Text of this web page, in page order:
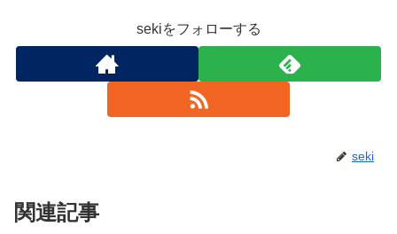
sekiをフォローする
seki
関連記事